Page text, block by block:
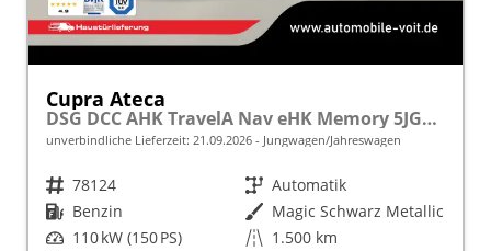
Cupra Ateca
DSG DCC AHK TravelA Nav eHK Memory 5JGar.
unverbindliche Lieferzeit: 21.09.2026 Jungwagen/Jahreswagen
Fahrzeugnr. 78124 Getriebe Automatik
Kraftstoff Benzin Außenfarbe Magic Schwarz Metallic
Leistung 110 kW (150 PS) Kilometerstand 1.500 km